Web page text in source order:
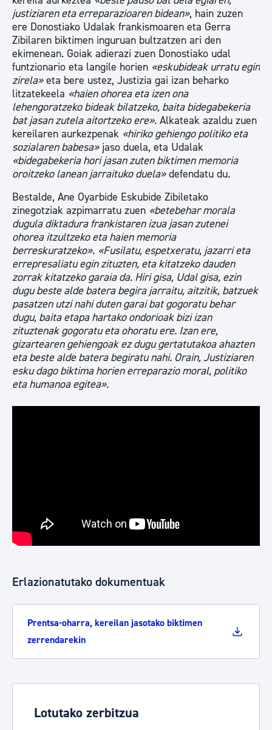
justiziaren eta erreparazioaren bidean», hain zuzen
ere Donostiako Udalak frankismoaren eta Gerra
Zibilaren biktimen inguruan bultzatzen ari den
ekimenean. Goiak adierazi zuen Donostiako udal
funtzionario eta langile horien «eskubideak urratu egin
zirela»eta bere ustez, Justizia gai izan beharko
litzatekeela «haien ohorea eta izen ona
lehengoratzeko bideak bilatzeko, baita bidegabekeria
bat jasan zutela aitortzeko ere». Alkateak azaldu zuen
kereilaren aurkezpenak «hiriko gehiengo politiko eta
sozialaren babesa»jaso duela, eta Udalak
«bidegabekeria hori jasan zuten biktimen memoria
oroitzeko lanean jarraituko duela»defendatu du.
Bestalde, Ane Oyarbide Eskubide Zibiletako
zinegotziak azpimarratu zuen «betebehar morala
dugula diktadura frankistaren izua jasan zutenei
ohorea itzultzeko eta haien memoria
berreskuratzeko». «Fusilatu, espetxeratu, jazarri eta
errepresaliatu egin zituzten, eta kitatzeko dauden
zorrak kitatzeko garaia da. Hiri gisa, Udal gisa, ezin
dugu beste alde batera begira jarraitu, aitzitik, batzuek
pasatzen utzi nahi duten garai bat gogoratu behar
dugu, baita etapa hartako ondorioak bizi izan
zituztenak gogoratu eta ohoratu ere. Izan ere,
gizartearen gehiengoak ez dugu gertatutakoa ahazten
eta beste alde batera begiratu nahi. Orain, Justiziaren
esku dago biktima horien erreparazio moral, politiko
eta humanoa egitea».
Erlazionatutako dokumentuak
Prentsa-oharra, kereilan jasotako biktimen
zerrendarekin
Lotutako zerbitzua